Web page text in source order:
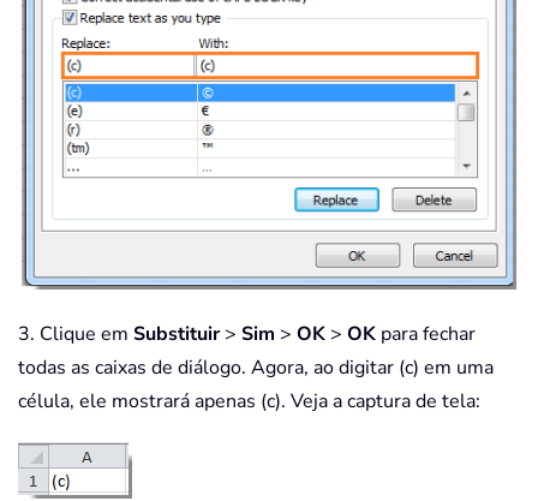
3. Clique em Substituir> Sim > OK > OK para fechar
todas as caixas de diálogo. Agora, ao digitar (c) em uma
célula, ele mostrará apenas (c). Veja a captura de tela: